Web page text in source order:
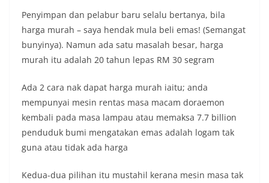
Penyimpan dan pelabur baru selalu bertanya, bila
harga murah – saya hendak mula beli emas! (Semangat
bunyinya). Namun ada satu masalah besar, harga
murah itu adalah 20 tahun lepas RM 30 segram
Ada 2 cara nak dapat harga murah iaitu; anda
mempunyai mesin rentas masa macam doraemon
kembali pada masa lampau atau memaksa 7.7 billion
penduduk bumi mengatakan emas adalah logam tak
guna atau tidak ada harga
Kedua-dua pilihan itu mustahil kerana mesin masa tak